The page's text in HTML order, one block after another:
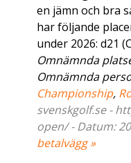
en jämn och bra
har följande
under 2026: d21
Omnämnda
Omnämnda
Championship,
svenskgolf.se -
open/ - Datum:
betalvägg »